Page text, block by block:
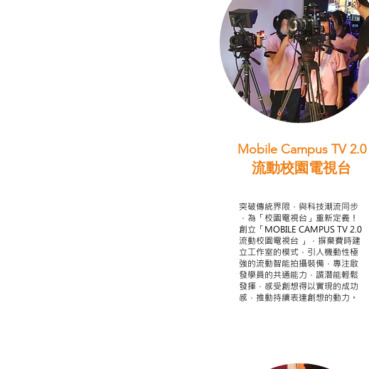
Mobile Campus TV 2.0
流動校園電視台
突破傳統界限，與科技潮流同步
，為「校園電視台」重新定義！
創立「MOBILE CAMPUS TV 2.0
流動校園電視台 」，摒棄費時建
立工作室的模式，引人機動性極
強的流動智能拍攝裝備，專注啟
發學員的共通能力，譔潛能輕鬆
發揮，感受創想得以實現的成功
感，推動持續表達創想的動力。